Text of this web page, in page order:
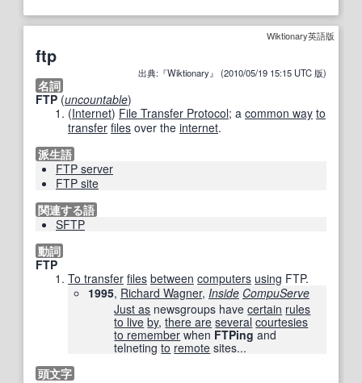
Wiktionary英語版
ftp
出典:『Wiktionary』 (2010/05/19 15:15 UTC 版)
名詞
FTP (uncountable)
(Internet) File Transfer Protocol; a common way to
transfer files over the internet.
派生語
FTP server
FTP site
関連する語
SFTP
動詞
FTP
To transfer files between computers using FTP.
1995, Richard Wagner, Inside CompuServe
Just as newsgroups havecertain rules
to live by,there are several courtesies
to remember when FTPing and
telnetingto remote sites...
頭文字